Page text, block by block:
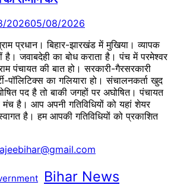
202605/08/2026
प्रधान। बिहार-झारखंड में मुखिया। व्यापक
जवाबदेही का बोध कराता है। पंच में परमेश्वर
पंचायत की बात हो। सरकारी-गैरसरकारी
पॉलिटिक्स का गलियारा हो। संचालनकर्ता खुद
पद है तो बाकी जगहों पर अघोषित। पंचायत
मंच है। आप अपनी गतिविधियों को यहां शेयर
है। हम आपकी गतिविधियों को प्रकाशित
Bihar News